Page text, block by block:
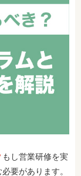
もし営業研修を実
要があります。